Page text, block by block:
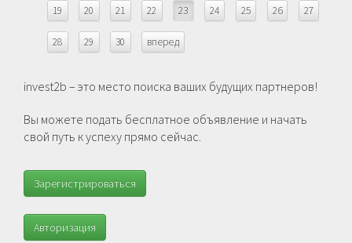
19 20 21 22 23 24 25 26 27
28 29 30 вперед
invest2b – это место поиска ваших будущих партнеров!
Вы можете подать бесплатное объявление и начать
свой путь к успеху прямо сейчас.
Зарегистрироваться
Авторизация